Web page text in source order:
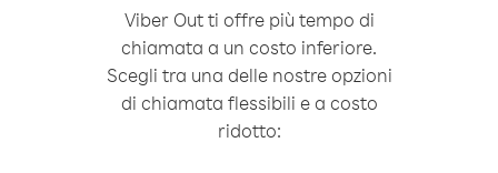
Viber Out ti offre più tempo di
chiamata a un costo inferiore.
Scegli tra una delle nostre opzioni
di chiamata flessibili e a costo
ridotto: